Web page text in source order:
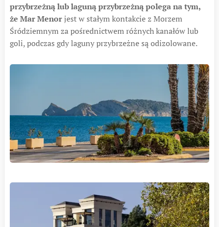
przybrzeżną lub laguną przybrzeżną polega na tym,
że Mar Menorjest w stałym kontakcie z Morzem
Śródziemnym za pośrednictwem różnych kanałów lub
goli, podczas gdy laguny przybrzeżne są odizolowane.